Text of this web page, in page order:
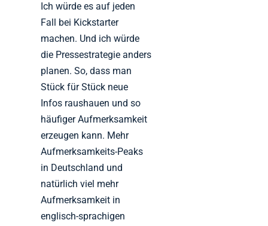
Ich würde es auf jeden
Fall bei Kickstarter
machen. Und ich würde
die Pressestrategie anders
planen. So, dass man
Stück für Stück neue
Infos raushauen und so
häufiger Aufmerksamkeit
erzeugen kann. Mehr
Aufmerksamkeits-Peaks
in Deutschland und
natürlich viel mehr
Aufmerksamkeit in
englisch-sprachigen